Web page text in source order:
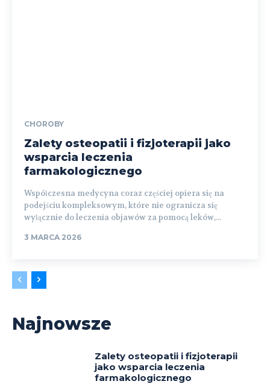
CHOROBY
Zalety osteopatii i fizjoterapii jako
wsparcia leczenia
farmakologicznego
Współczesna medycyna coraz częściej opiera się na
podejściu kompleksowym, które nie ogranicza się
wyłącznie do leczenia objawów za pomocą leków,...
3 MARCA 2026
Najnowsze
Zalety osteopatii i fizjoterapii
jako wsparcia leczenia
farmakologicznego